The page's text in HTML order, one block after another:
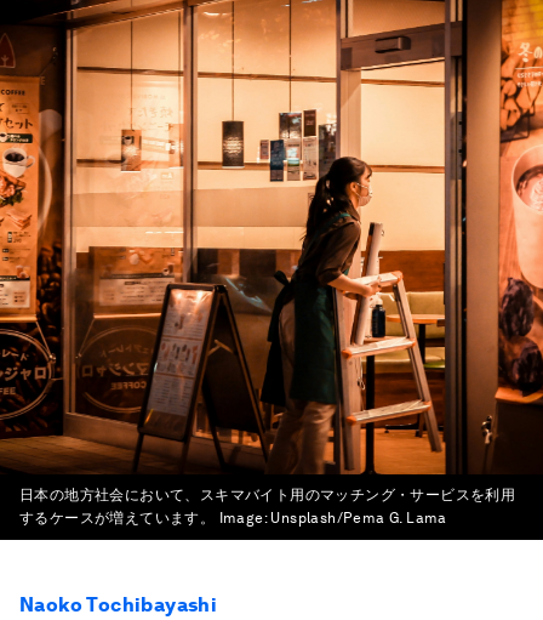
日本の地方社会において、スキマバイト用のマッチング・サービスを利用
するケースが増えています。
Image: Unsplash/Pema G. Lama
Naoko Tochibayashi